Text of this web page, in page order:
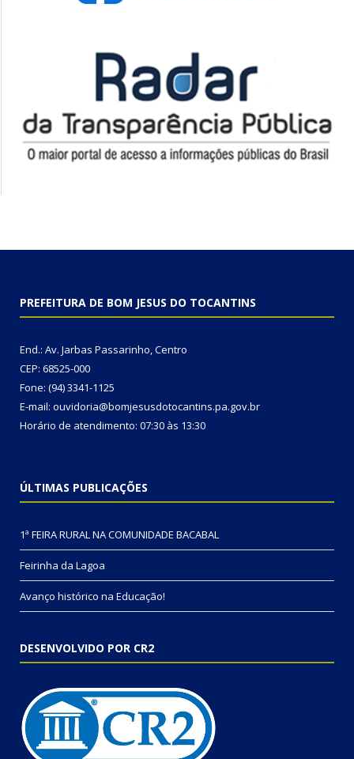
PREFEITURA DE BOM JESUS DO TOCANTINS
End.: Av. Jarbas Passarinho, Centro
CEP: 68525-000
Fone: (94) 3341-1125
E-mail: ouvidoria@bomjesusdotocantins.pa.gov.br
Horário de atendimento: 07:30 às 13:30
ÚLTIMAS PUBLICAÇÕES
1ª FEIRA RURAL NA COMUNIDADE BACABAL
Feirinha da Lagoa
Avanço histórico na Educação!
DESENVOLVIDO POR CR2